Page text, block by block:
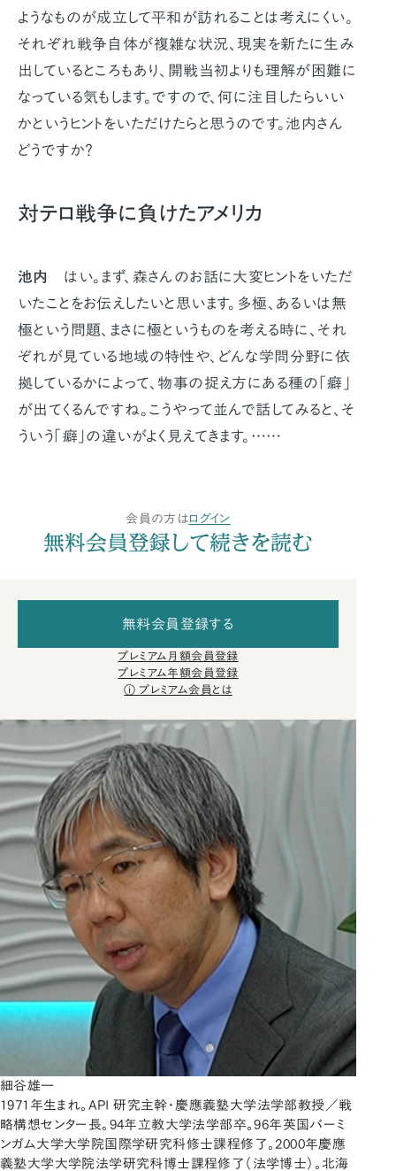
ようなものが成立して平和が訪れることは考えにくい。
それぞれ戦争自体が複雑な状況、現実を新たに生み
出しているところもあり、開戦当初よりも理解が困難に
なっている気もします。ですので、何に注目したらいい
かというヒントをいただけたらと思うのです。池内さん
どうですか？
対テロ戦争に負けたアメリカ
池内
はい。まず、森さんのお話に大変ヒントをいただ
いたことをお伝えしたいと思います。多極、あるいは無
極という問題、まさに極というものを考える時に、それ
ぞれが見ている地域の特性や、どんな学問分野に依
拠しているかによって、物事の捉え方にある種の「癖」
が出てくるんですね。こうやって並んで話してみると、そ
ういう「癖」の違いがよく見えてきます。……
会員の方はログイン
無料会員登録して続きを読む
無料会員登録する
プレミアム月額会員登録
プレミアム年額会員登録
プレミアム会員とは
細谷雄一
1971年生まれ。API 研究主幹・慶應義塾大学法学部教授／戦
略構想センター長。94年立教大学法学部卒。96年英国バーミ
ンガム大学大学院国際学研究科修士課程修了。2000年慶應
義塾大学大学院法学研究科博士課程修了（法学博士）。北海